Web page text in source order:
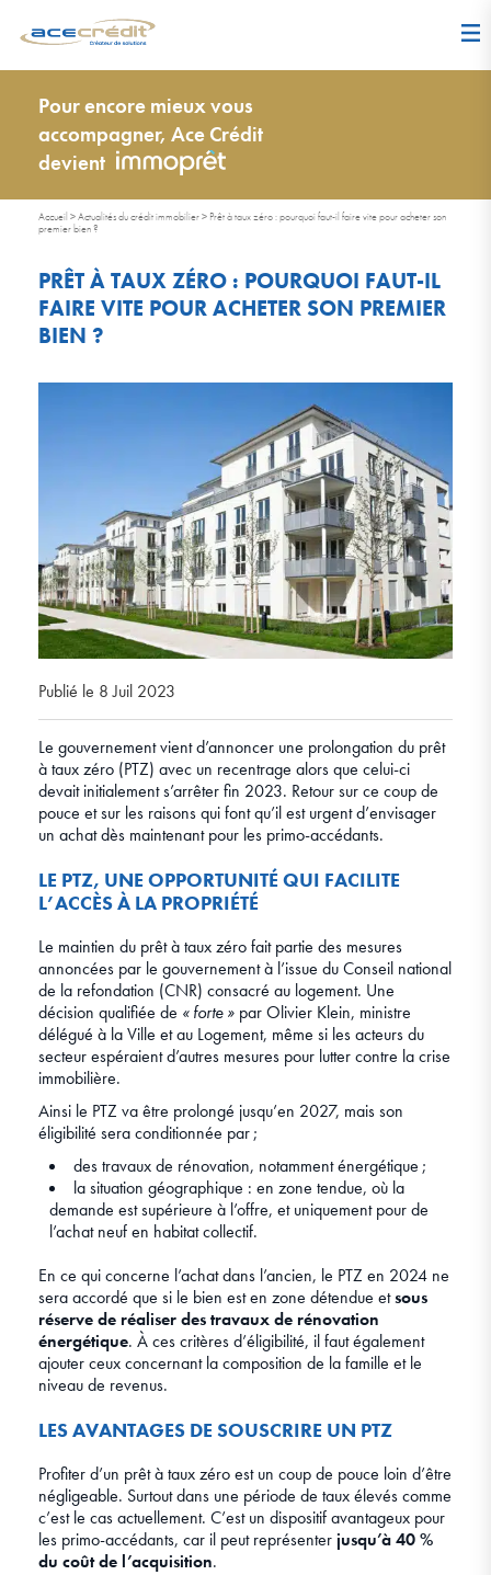
Pour encore mieux vous
accompagner, Ace Crédit
devient
Accueil >Actualités du crédit immobilier> Prêt à taux zéro : pourquoi faut-il faire vite pour acheter son
premier bien ?
PRÊT À TAUX ZÉRO : POURQUOI FAUT-IL
FAIRE VITE POUR ACHETER SON PREMIER
BIEN ?
Publié le 8 Juil 2023
Le gouvernement vient d’annoncer une prolongation du prêt
à taux zéro (PTZ) avec un recentrage alors que celui-ci
devait initialement s’arrêter fin 2023. Retour sur ce coup de
pouce et sur les raisons qui font qu’il est urgent d’envisager
un achat dès maintenant pour les primo-accédants.
LE PTZ, UNE OPPORTUNITÉ QUI FACILITE
L’ACCÈS À LA PROPRIÉTÉ
Le maintien du prêt à taux zéro fait partie des mesures
annoncées par le gouvernement à l’issue du Conseil national
de la refondation (CNR) consacré au logement. Une
décision qualifiée de « forte » par Olivier Klein, ministre
délégué à la Ville et au Logement, même si les acteurs du
secteur espéraient d’autres mesures pour lutter contre la crise
immobilière.
Ainsi le PTZ va être prolongé jusqu’en 2027, mais son
éligibilité sera conditionnée par ;
des travaux de rénovation, notamment énergétique ;
la situation géographique : en zone tendue, où la
demande est supérieure à l’offre, et uniquement pour de
l’achat neuf en habitat collectif.
En ce qui concerne l’achat dans l’ancien, le PTZ en 2024 ne
sera accordé que si le bien est en zone détendue etsous
réserve de réaliser des travaux de rénovation
énergétique. À ces critères d’éligibilité, il faut également
ajouter ceux concernant la composition de la famille et le
niveau de revenus.
LES AVANTAGES DE SOUSCRIRE UN PTZ
Profiter d’un prêt à taux zéro est un coup de pouce loin d’être
négligeable. Surtout dans une période de taux élevés comme
c’est le cas actuellement. C’est un dispositif avantageux pour
les primo-accédants, car il peut représenterjusqu’à 40 %
du coût de l’acquisition.